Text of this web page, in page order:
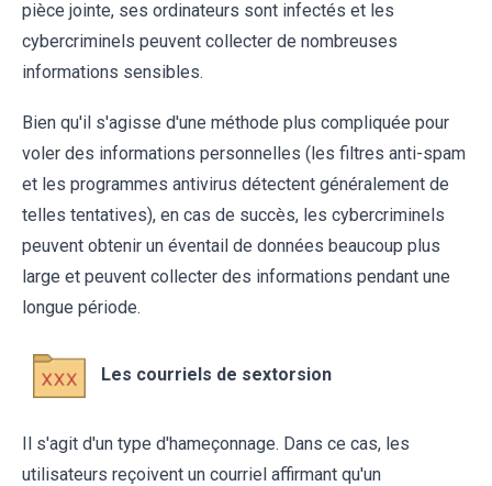
pièce jointe, ses ordinateurs sont infectés et les
cybercriminels peuvent collecter de nombreuses
informations sensibles.
Bien qu'il s'agisse d'une méthode plus compliquée pour
voler des informations personnelles (les filtres anti-spam
et les programmes antivirus détectent généralement de
telles tentatives), en cas de succès, les cybercriminels
peuvent obtenir un éventail de données beaucoup plus
large et peuvent collecter des informations pendant une
longue période.
Les courriels de sextorsion
Il s'agit d'un type d'hameçonnage. Dans ce cas, les
utilisateurs reçoivent un courriel affirmant qu'un